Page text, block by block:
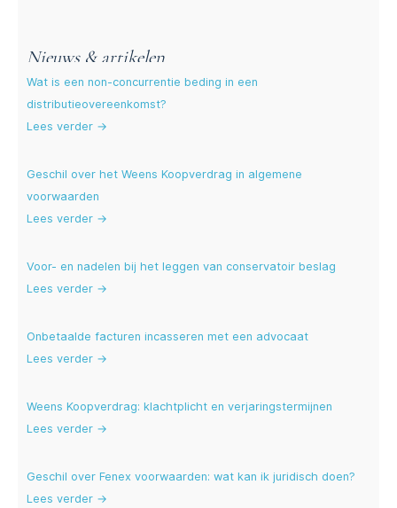
Nieuws & artikelen
Wat is een non-concurrentie beding in een
distributieovereenkomst?
Lees verder →
Geschil over het Weens Koopverdrag in algemene
voorwaarden
Lees verder →
Voor- en nadelen bij het leggen van conservatoir beslag
Lees verder →
Onbetaalde facturen incasseren met een advocaat
Lees verder →
Weens Koopverdrag: klachtplicht en verjaringstermijnen
Lees verder →
Geschil over Fenex voorwaarden: wat kan ik juridisch doen?
Lees verder →